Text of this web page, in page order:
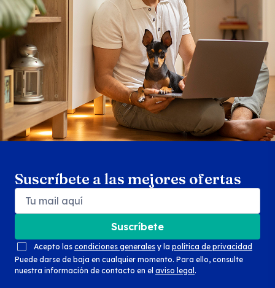
Suscríbete a las mejores ofertas
Suscríbete
Acepto las condiciones generales y la política de privacidad
Puede darse de baja en cualquier momento. Para ello, consulte
nuestra información de contacto en el aviso legal .
Search products